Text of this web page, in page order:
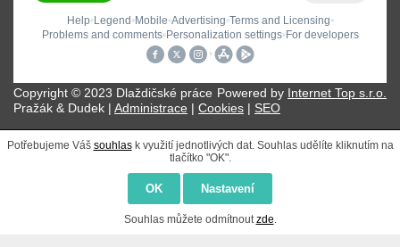
Powered by Internet Top s.r.o.
Copyright © 2023 Dlaždičské práce
Pražák & Dudek | Administrace | Cookies | SEO
Potřebujeme Váš souhlask využití jednotlivých dat. Souhlas udělíte kliknutím na
tlačítko "OK".
OK Nastavení
Souhlas můžete odmítnoutzde.